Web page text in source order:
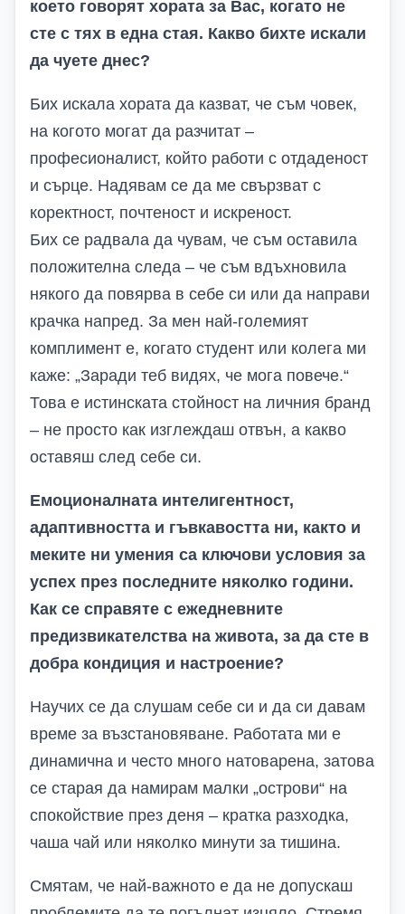
което говорят хората за Вас, когато не
сте с тях в една стая. Какво бихте искали
да чуете днес?
Бих искала хората да казват, че съм човек,
на когото могат да разчитат –
професионалист, който работи с отдаденост
и сърце. Надявам се да ме свързват с
коректност, почтеност и искреност.
Бих се радвала да чувам, че съм оставила
положителна следа – че съм вдъхновила
някого да повярва в себе си или да направи
крачка напред. За мен най-големият
комплимент е, когато студент или колега ми
каже: „Заради теб видях, че мога повече.“
Това е истинската стойност на личния бранд
– не просто как изглеждаш отвън, а какво
оставяш след себе си.
Емоционалната интелигентност,
адаптивността и гъвкавостта ни, както и
меките ни умения са ключови условия за
успех през последните няколко години.
Как се справяте с ежедневните
предизвикателства на живота, за да сте в
добра кондиция и настроение?
Научих се да слушам себе си и да си давам
време за възстановяване. Работата ми е
динамична и често много натоварена, затова
се старая да намирам малки „острови“ на
спокойствие през деня – кратка разходка,
чаша чай или няколко минути за тишина.
Смятам, че най-важното е да не допускаш